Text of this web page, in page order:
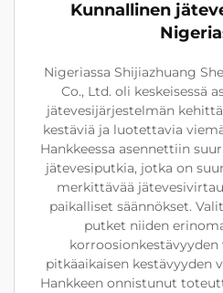
Kunnallinen
Nigeriassa Shijiazhuang
Co., Ltd. oli keskeisessä
jätevesijärjestelmän
kestäviä ja luotettavia
Hankkeessa asennettiin
jätevesiputkia, jotka on
merkittävää
paikalliset säännökset.
putket niiden
korroosionkestävyyden
pitkäaikaisen kestävyyden
Hankkeen onnistunut